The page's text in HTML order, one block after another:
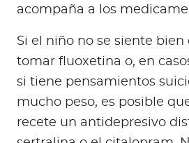
acompaña a los
Si el niño no se siente bien
tomar fluoxetina o, en
si tiene pensamientos
mucho peso, es posible
recete un antidepresivo